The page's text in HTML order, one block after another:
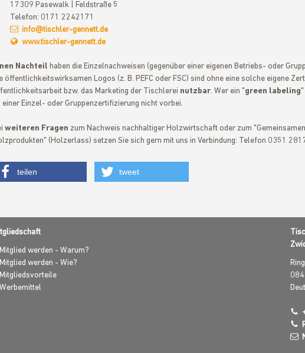
17309 Pasewalk | Feldstraße 5
Telefon: 0171 2242171
info@tischler-gennett.de
www.tischler-gennett.de
Nachteil haben die Einzelnachweisen (gegenüber einer eigenen Betriebs- oder
öffentlichkeitswirksamen Logos (z. B. PEFC oder FSC) sind ohne eine solche eigene
bzw. das Marketing der Tischlerei nutzbar. Wer ein "green labeling"
einer Einzel- oder Gruppenzertifizierung nicht vorbei.
weiteren Fragen zum Nachweis nachhaltiger Holzwirtschaft oder zum
(Holzerlass) setzen Sie sich gern mit uns in Verbindung: Telefon 0351
teilen tweet
Mitglied werden - Warum?
Mitglied werden - Wie?
Mitgliedsvorteile
Werbemittel